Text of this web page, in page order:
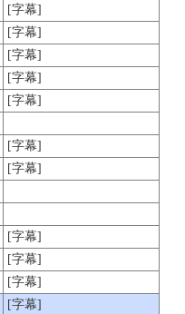
[字幕]
[字幕]
[字幕]
[字幕]
[字幕]
[字幕]
[字幕]
[字幕]
[字幕]
[字幕]
[字幕]